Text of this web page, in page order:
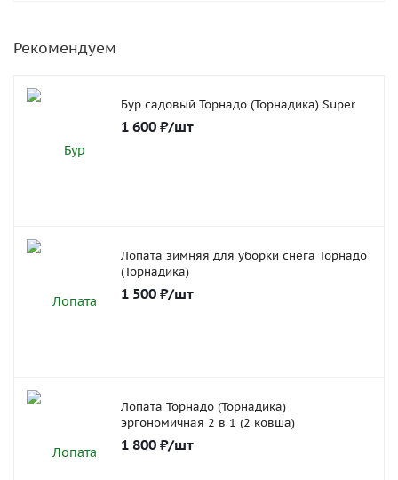
Рекомендуем
Бур садовый Торнадо (Торнадика) Super
1 600 ₽/шт
Лопата зимняя для уборки снега Торнадо
(Торнадика)
1 500 ₽/шт
Лопата Торнадо (Торнадика)
эргономичная 2 в 1 (2 ковша)
1 800 ₽/шт